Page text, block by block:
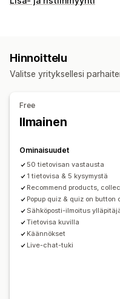
Ponnahdusikkunoiden
Muokkaustyökalu
SMS-keräyslista
Segmentointi
Ponnahdusilmoitukset
Mukautettu HTML-koodi
Kestotilauksen päivitys/
Analytiikka
Konversioasteet
Suppilon tehokkuus
Hinnoittelu
Valitse yrityksellesi
Free
Ilmainen
Ominaisuudet
50 tietovisan vastausta
1 tietovisa & 5 kysymystä
Recommend products,
Popup quiz & quiz on button
Sähköposti-ilmoitus
Tietovisa kuvilla
Käännökset
Live-chat-tuki